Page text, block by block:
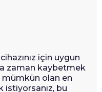
için uygun
zaman kaybetmek
mümkün olan en
istiyorsanız, bu